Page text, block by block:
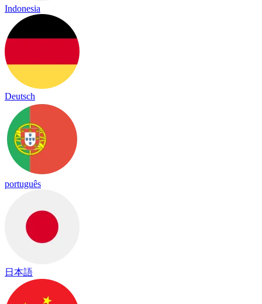
Indonesia
Deutsch
português
日本語